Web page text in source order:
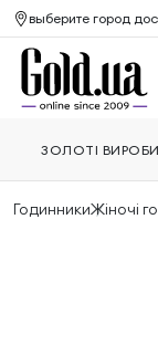
ГодинникиЖіночі
выберите город
ЗОЛОТІ ВИРОБИ